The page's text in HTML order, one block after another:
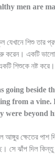
men are
যেখানে শিশু তার
করেন। একটি
শিশুকে নষ্ট করে।
going beside
from a
were beyond
আঙ্গুর ক্ষেতের পাশ
সে ঝাঁপ দিল